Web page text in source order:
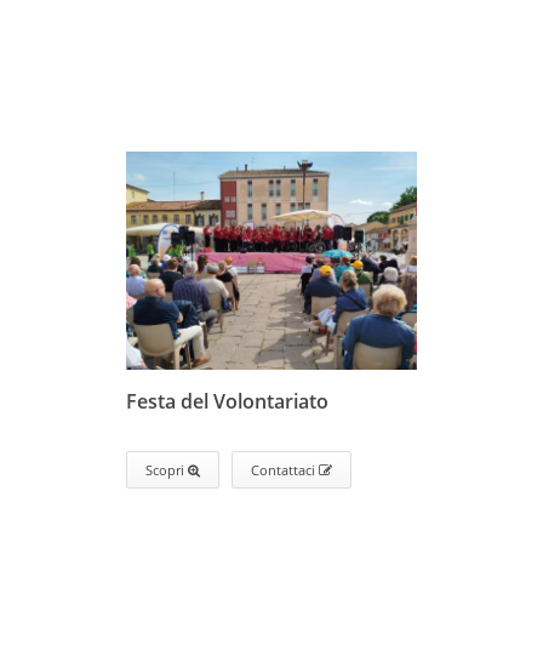
Festa del Volontariato
Scopri Contattaci